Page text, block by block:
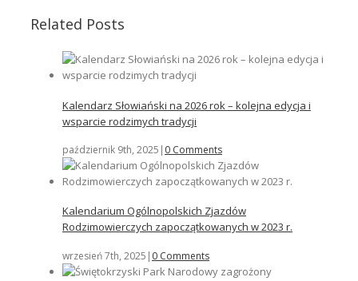
Related Posts
Kalendarz Słowiański na 2026 rok – kolejna edycja i
wsparcie rodzimych tradycji
październik 9th, 2025 | 0 Comments
Kalendarium Ogólnopolskich Zjazdów
Rodzimowierczych zapoczątkowanych w 2023 r.
wrzesień 7th, 2025 | 0 Comments